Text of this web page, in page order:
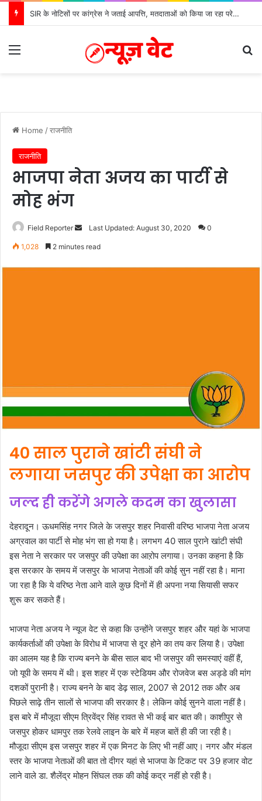
SIR के नोटिसों पर कांग्रेस ने जताई आपत्ति, मतदाताओं को किया जा रहा परेशान: बोले राष्ट्रीय प्रवक्ता आलोक शर्मा
Menu
Home /राजनीति
राजनीति
भाजपा नेता अजय का पार्टी से
मोह भंग
Field Reporter
SendLast Updated: August 30, 2020 0
1,028 2 minutes read
40 साल पुराने खांटी संघी ने
लगाया जसपुर की उपेक्षा का आरोप
जल्द ही करेंगे अगले कदम का खुलासा
देहरादून। ऊधमसिंह नगर जिले के जसपुर शहर निवासी वरिष्ठ भाजपा नेता अजय
अग्रवाल का पार्टी से मोह भंग सा हो गया है। लगभग 40 साल पुराने खांटी संघी
इस नेता ने सरकार पर जसपुर की उपेक्षा का आऱोप लगाया। उनका कहना है कि
इस सरकार के समय में जसपुर के भाजपा नेताओं की कोई सुन नहीं रहा है। माना
जा रहा है कि ये वरिष्ठ नेता आने वाले कुछ दिनों में ही अपना नया सियासी सफर
शुरू कर सकते हैं।
भाजपा नेता अजय ने न्यूज वेट से कहा कि उन्होंने जसपुर शहर और यहां के भाजपा
कार्यकर्ताओं की उपेक्षा के विरोध में भाजपा से दूर होने का तय कर लिया है। उपेक्षा
का आलम यह है कि राज्य बनने के बीस साल बाद भी जसपुर की समस्याएं वहीं हैं,
जो यूपी के समय में थी। इस शहर में एक स्टेडियम और रोजवेज बस अड्डे की मांग
दशकों पुरानी है। राज्य बनने के बाद डेढ़ साल, 2007 से 2012 तक और अब
पिछले साढ़े तीन सालों से भाजपा की सरकार है। लेकिन कोई सुनने वाला नहीं है।
इस बारे में मौजूदा सीएम त्रिवेंद्र सिंह रावत से भी कई बार बात की। काशीपुर से
जसपुर होकर धामपुर तक रेलवे लाइन के बारे में महज बातें ही की जा रही है।
मौजूदा सीएम इस जसपुर शहर में एक मिनट के लिए भी नहीं आए। नगर और मंडल
स्तर के भाजपा नेताओं की बात तो दीगर यहां से भाजपा के टिकट पर 39 हजार वोट
लाने वाले डा. शैलेंद्र मोहन सिंघल तक की कोई कद्र नहीं हो रही है।